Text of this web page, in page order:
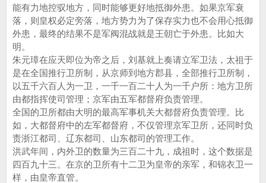
能有力地控驭地方，同时能够更好地抵御外患。如果京军衰
落，则皇权必定旁落，地方势力为了保存实力也不会用心抵御
外患，最终的结果不是军阀混战就是王朝亡于外患。比如大
明。
朱元璋在应天即位为帝之后，刘基就上奏请立军卫法，太祖于
是在全国推行卫所制，从京师到地方郡县，全部推行卫所制，
以五千六百人为一卫，一千一百二十人为一千户所：地方卫所
由都指挥使司管理；京军由五军都督府负责管理。
全国的卫所都由大明的最高军事机关大都督府负责管理。比
如，大都督府中的左军都督府，不仅管理京军卫所，还同时负
责浙江都司、辽东都司、山东都司的管理工作。
洪武年间，内外卫的数量为三百二十九，成祖时，这个数据是
四百九十三。在京的卫所有十二卫为皇帝的亲军，和锦衣卫一
样，由皇帝直管。